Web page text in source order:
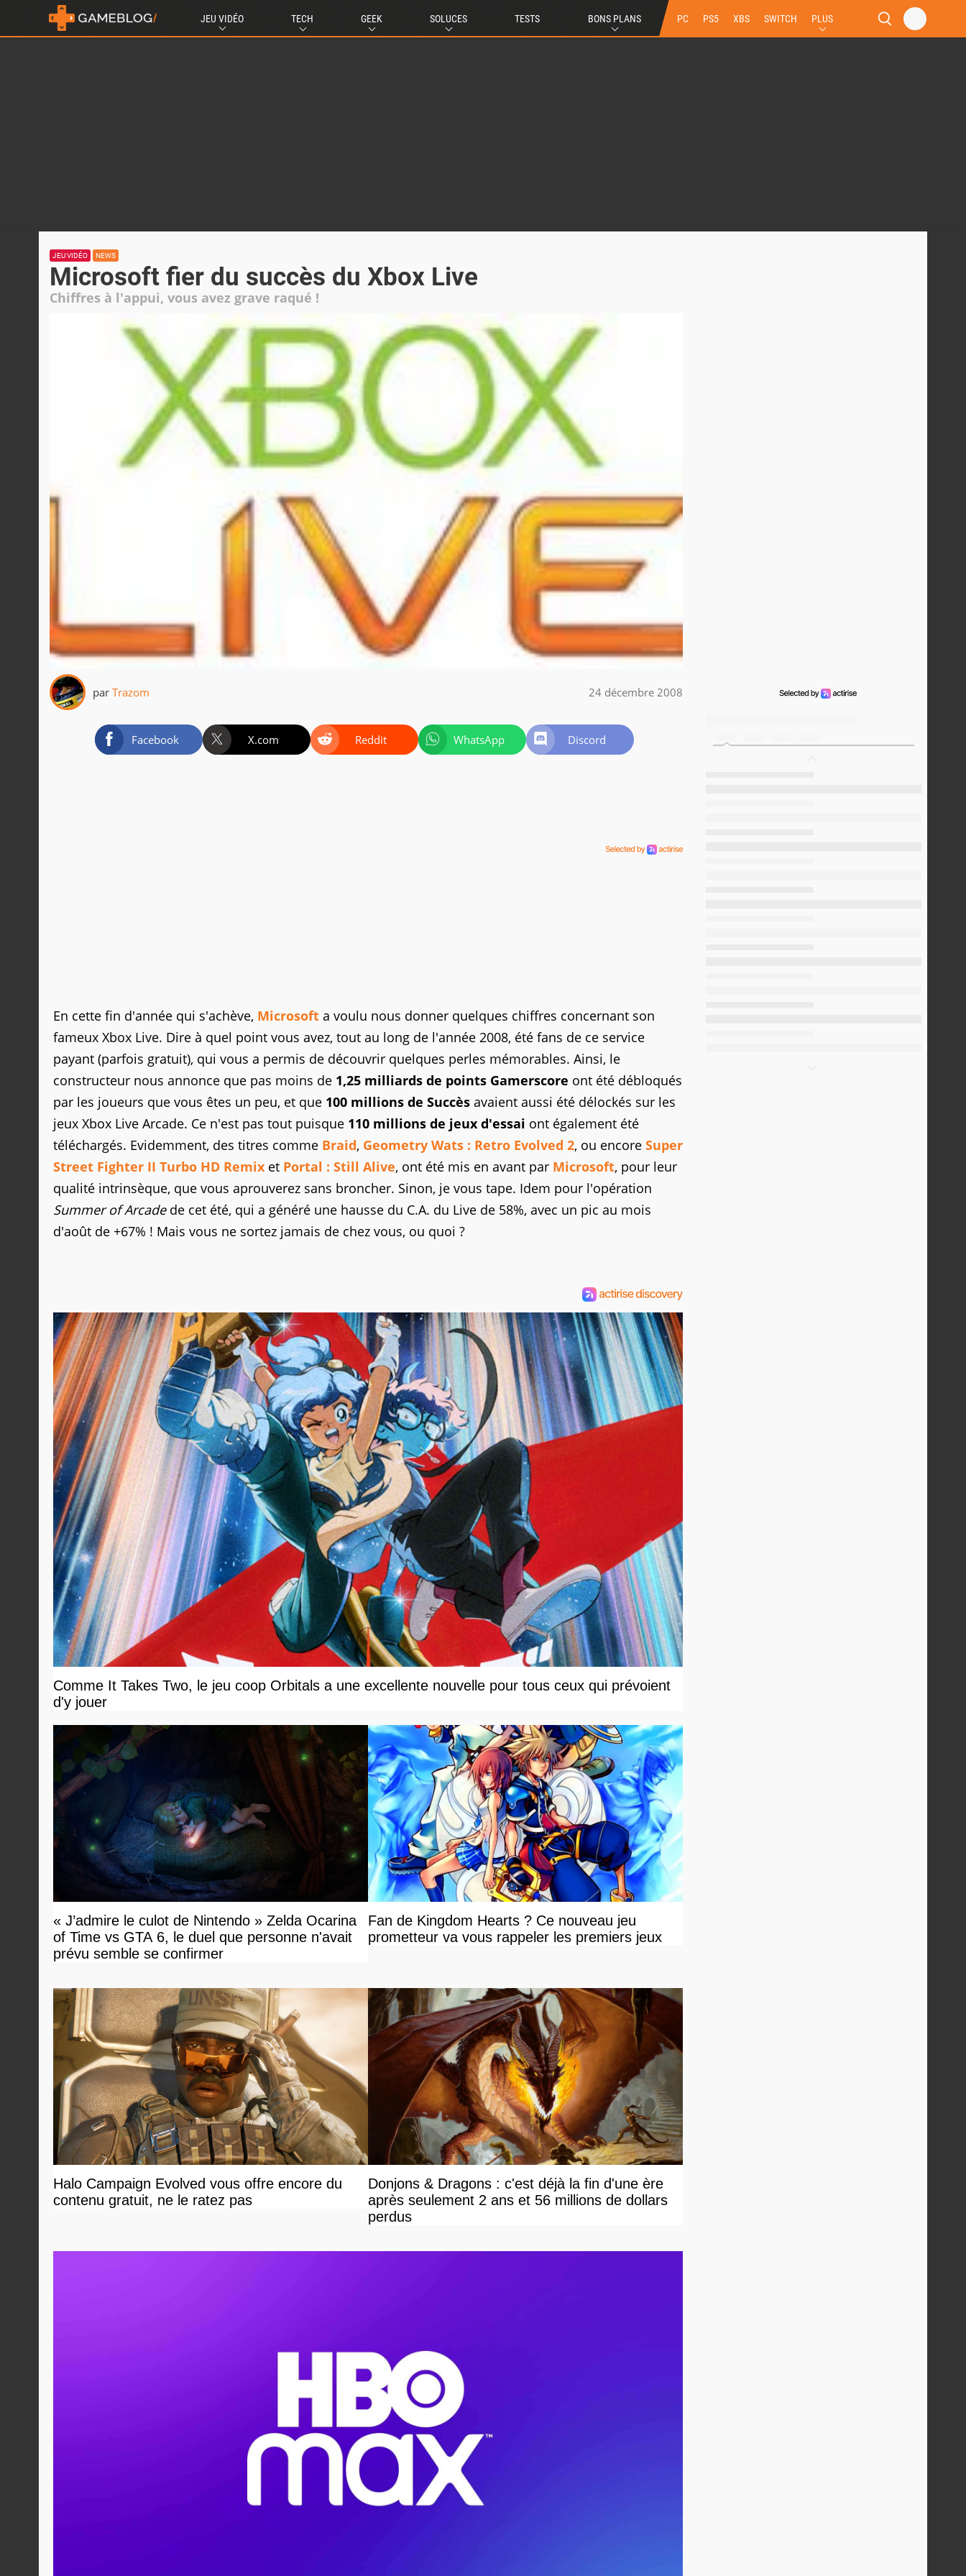
JEU VIDÉO TECH GEEK SOLUCES TESTS BONS PLANS PC PS5 XBS SWITCH PLUS
JEU VIDÉO NEWS
Microsoft fier du succès du Xbox Live
Chiffres à l'appui, vous avez grave raqué !
par Trazom 24 décembre 2008
Facebook X.com Reddit WhatsApp Discord
En cette fin d'année qui s'achève, Microsoft a voulu nous donner quelques chiffres concernant son
fameux Xbox Live. Dire à quel point vous avez, tout au long de l'année 2008, été fans de ce service
payant (parfois gratuit), qui vous a permis de découvrir quelques perles mémorables. Ainsi, le
constructeur nous annonce que pas moins de 1,25 milliards de points Gamerscore ont été débloqués
par les joueurs que vous êtes un peu, et que 100 millions de Succès avaient aussi été délockés sur les
jeux Xbox Live Arcade. Ce n'est pas tout puisque 110 millions de jeux d'essai ont également été
téléchargés. Evidemment, des titres comme Braid, Geometry Wats : Retro Evolved 2, ou encore Super
Street Fighter II Turbo HD Remix et Portal : Still Alive, ont été mis en avant par Microsoft, pour leur
qualité intrinsèque, que vous aprouverez sans broncher. Sinon, je vous tape. Idem pour l'opération
Summer of Arcadede cet été, qui a généré une hausse du C.A. du Live de 58%, avec un pic au mois
d'août de +67% ! Mais vous ne sortez jamais de chez vous, ou quoi ?
Comme It Takes Two, le jeu coop Orbitals a une excellente nouvelle pour tous ceux qui prévoient
d'y jouer
« J’admire le culot de Nintendo » Zelda Ocarina
of Time vs GTA 6, le duel que personne n'avait
prévu semble se confirmer
Fan de Kingdom Hearts ? Ce nouveau jeu
prometteur va vous rappeler les premiers jeux
Halo Campaign Evolved vous offre encore du
contenu gratuit, ne le ratez pas
Donjons & Dragons : c'est déjà la fin d'une ère
après seulement 2 ans et 56 millions de dollars
perdus